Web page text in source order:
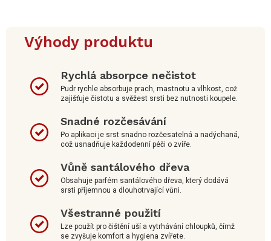
Výhody produktu
Rychlá absorpce nečistot
Pudr rychle absorbuje prach, mastnotu a vlhkost, což
zajišťuje čistotu a svěžest srsti bez nutnosti koupele.
Snadné rozčesávání
Po aplikaci je srst snadno rozčesatelná a nadýchaná,
což usnadňuje každodenní péči o zvíře.
Vůně santálového dřeva
Obsahuje parfém santálového dřeva, který dodává
srsti příjemnou a dlouhotrvající vůni.
Všestranné použití
Lze použít pro čištění uší a vytrhávání chloupků, čímž
se zvyšuje komfort a hygiena zvířete.